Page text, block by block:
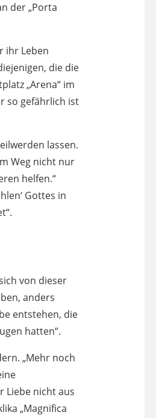
der „Porta
ihr Leben
die die
„Arena“ im
so gefährlich ist
lassen.
Weg nicht nur
helfen.“
Gottes in
von dieser
anders
entstehen, die
hatten“.
„Mehr noch
Liebe nicht aus
„Magnifica